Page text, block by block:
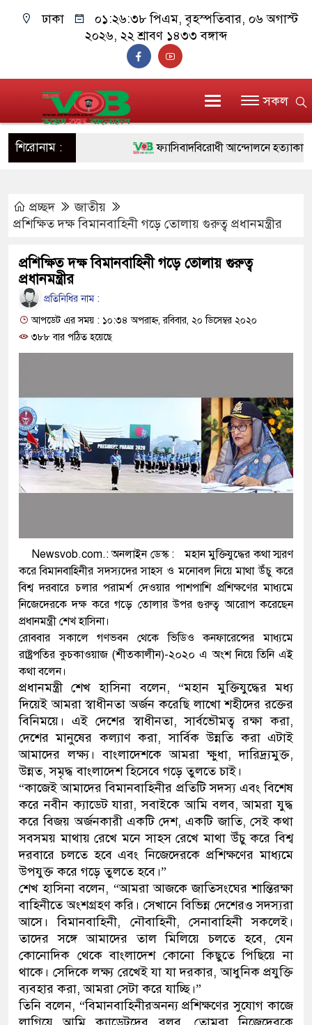
ঢাকা ০১:২৬:৩৯ পিএম, বৃহস্পতিবার, ০৬ অগাস্ট
২০২৬, ২২ শ্রাবণ ১৪৩৩ বঙ্গাব্দ
সকল
শিরোনাম : ফ্যাসিবাদবিরোধী আন্দোলনে হত্যাকাণ্ডের
সিল-স্বাক্ষর জালিয়াতি চক্রের পাঁচ সদস্য
উদ্ধার
প্রধানমন্ত্রী
মিরপুর মডেল থানার অভিযানে ৯০ বোতল
২৮ লাখ টাকার জাল নোটসহ দুইজনকে
থানা পুলিশ
যেকোনো সময় বেনজীরের প্রত্যাবর্তন
‘আজহার খান’
অবৈধ বিদেশি পিস্তল, ম্যাগাজিন ও গুলিসহ
ডাকাতির প্রস্তুতিকালে দুইজনকে গ্রেফতার
প্রচ্ছদ
জাতীয়
প্রশিক্ষিত দক্ষ বিমানবাহিনী গড়ে তোলায় গুরুত্ব প্রধানমন্ত্রীর
প্রশিক্ষিত দক্ষ বিমানবাহিনী গড়ে তোলায় গুরুত্ব
প্রধানমন্ত্রীর
প্রতিনিধির নাম :
আপডেট এর সময় : ১০:৩৪ অপরাহ্ন, রবিবার, ২০ ডিসেম্বর ২০২০
৩৮৮ বার পঠিত হয়েছে
Newsvob.com.: অনলাইন ডেস্ক :
মহান মুক্তিযুদ্ধের কথা স্মরণ
করে বিমানবাহিনীর সদস্যদের সাহস ও মনোবল নিয়ে মাথা উঁচু করে
বিশ্ব দরবারে চলার পরামর্শ দেওয়ার পাশপাশি প্রশিক্ষণের মাধ্যমে
নিজেদেরকে দক্ষ করে গড়ে তোলার উপর গুরুত্ব আরোপ করেছেন
প্রধানমন্ত্রী শেখ হাসিনা।
রোববার সকালে গণভবন থেকে ভিডিও কনফারেন্সের মাধ্যমে
রাষ্ট্রপতির কুচকাওয়াজ (শীতকালীন)-২০২০ এ অংশ নিয়ে তিনি এই
কথা বলেন।
প্রধানমন্ত্রী শেখ হাসিনা বলেন, “মহান মুক্তিযুদ্ধের মধ্য
দিয়েই আমরা স্বাধীনতা অর্জন করেছি লাখো শহীদের রক্তের
বিনিময়ে। এই দেশের স্বাধীনতা, সার্বভৌমত্ব রক্ষা করা,
দেশের মানুষের কল্যাণ করা, সার্বিক উন্নতি করা এটাই
আমাদের লক্ষ্য। বাংলাদেশকে আমরা ক্ষুধা, দারিদ্র্যমুক্ত,
উন্নত, সমৃদ্ধ বাংলাদেশ হিসেবে গড়ে তুলতে চাই।
“কাজেই আমাদের বিমানবাহিনীর প্রতিটি সদস্য এবং বিশেষ
করে নবীন ক্যাডেট যারা, সবাইকে আমি বলব, আমরা যুদ্ধ
করে বিজয় অর্জনকারী একটি দেশ, একটি জাতি, সেই কথা
সবসময় মাথায় রেখে মনে সাহস রেখে মাথা উঁচু করে বিশ্ব
দরবারে চলতে হবে এবং নিজেদেরকে প্রশিক্ষণের মাধ্যমে
উপযুক্ত করে গড়ে তুলতে হবে।”
শেখ হাসিনা বলেন, “আমরা আজকে জাতিসংঘের শান্তিরক্ষা
বাহিনীতে অংশগ্রহণ করি। সেখানে বিভিন্ন দেশেরও সদস্যরা
আসে। বিমানবাহিনী, নৌবাহিনী, সেনাবাহিনী সকলেই।
তাদের সঙ্গে আমাদের তাল মিলিয়ে চলতে হবে, যেন
কোনোদিক থেকে বাংলাদেশ কোনো কিছুতে পিছিয়ে না
থাকে। সেদিকে লক্ষ্য রেখেই যা যা দরকার, আধুনিক প্রযুক্তি
ব্যবহার করা, আমরা সেটা করে যাচ্ছি।”
তিনি বলেন, “বিমানবাহিনীরঅনন্য প্রশিক্ষণের সুযোগ কাজে